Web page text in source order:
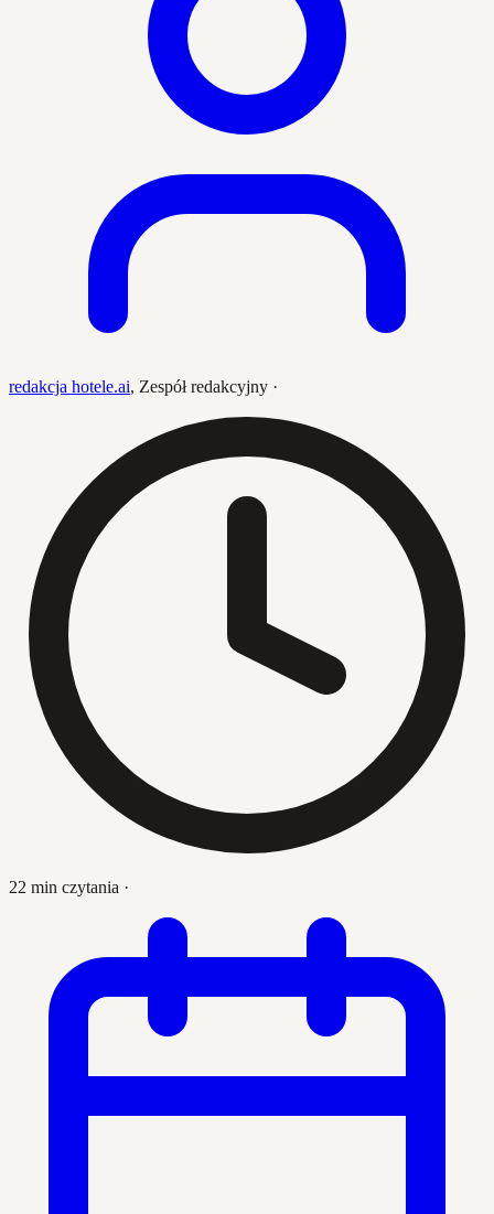
redakcja hotele.ai, Zespół redakcyjny ·
22 min czytania ·